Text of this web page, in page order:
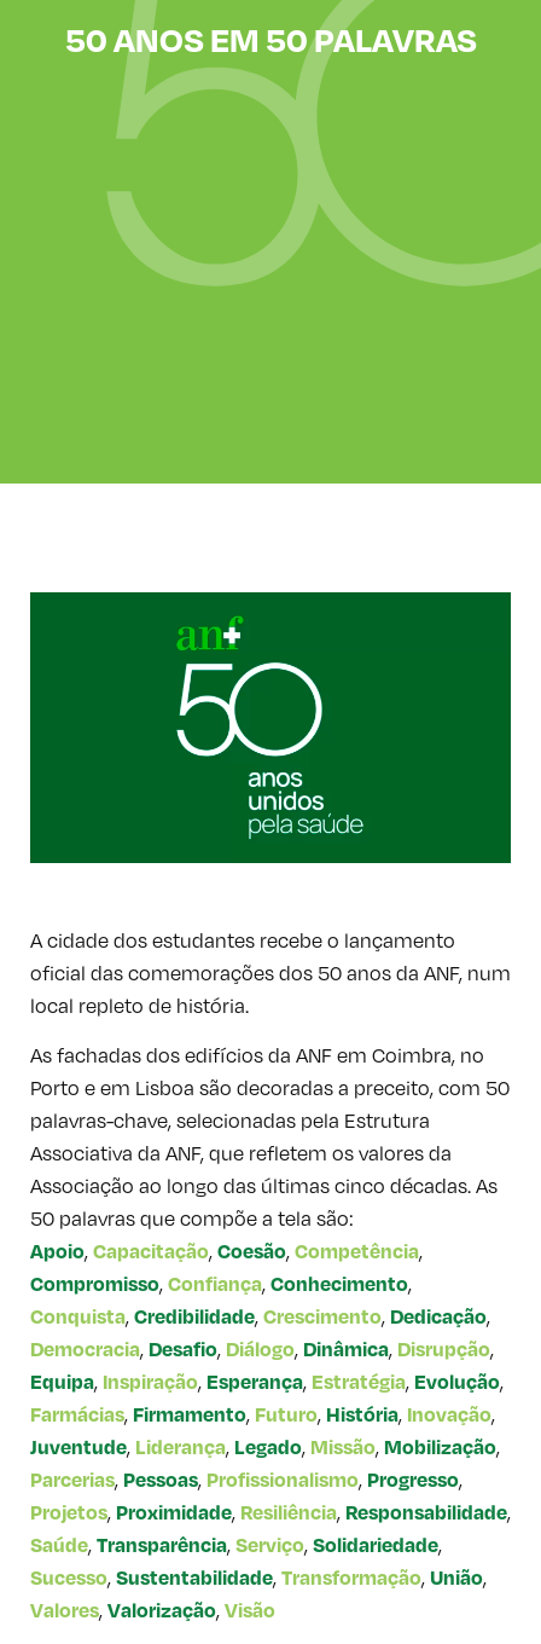
50 ANOS EM 50 PALAVRAS
A cidade dos estudantes recebe o lançamento
oficial das comemorações dos 50 anos da ANF, num
local repleto de história.
As fachadas dos edifícios da ANF em Coimbra, no
Porto e em Lisboa são decoradas a preceito, com 50
palavras-chave, selecionadas pela Estrutura
Associativa da ANF, que refletem os valores da
Associação ao longo das últimas cinco décadas. As
50 palavras que compõe a tela são:
Apoio,Capacitação,Coesão,Competência,
Compromisso,Confiança,Conhecimento,
Conquista,Credibilidade,Crescimento, Dedicação,
Democracia, Desafio, Diálogo, Dinâmica, Disrupção,
Equipa, Inspiração, Esperança, Estratégia, Evolução,
Farmácias, Firmamento, Futuro, História, Inovação,
Juventude, Liderança, Legado, Missão, Mobilização,
Parcerias, Pessoas, Profissionalismo, Progresso,
Projetos, Proximidade, Resiliência, Responsabilidade,
Saúde,Transparência,Serviço,Solidariedade,
Sucesso,Sustentabilidade,Transformação, União,
Valores,Valorização,Visão